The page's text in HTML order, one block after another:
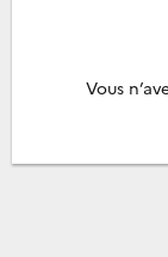
Vous